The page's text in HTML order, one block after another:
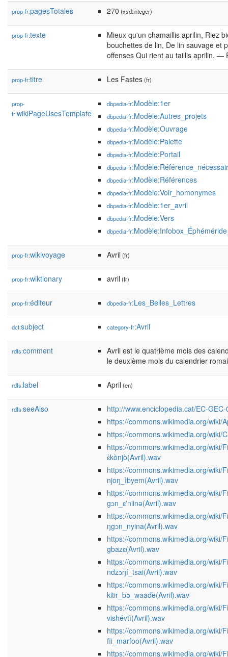
prop-fr:pagesTotales 270 (xsd:integer)
prop-fr:texte
Mieux qu'un chamaillis aprilin, Riez
bouchettes de lin, De lin sauvage et
offenses Qui rient au taillis aprilin. —
prop-fr:titre Les Fastes(fr)
prop-
fr:wikiPageUsesTemplate
dbpedia-fr:Modèle:1er
dbpedia-fr:Modèle:Autres_projets
dbpedia-fr:Modèle:Ouvrage
dbpedia-fr:Modèle:Palette
dbpedia-fr:Modèle:Portail
dbpedia-fr
dbpedia-fr:Modèle:Références
dbpedia-fr:Modèle:Voir_homonymes
dbpedia-fr:Modèle:1er_avril
dbpedia-fr:Modèle:Vers
dbpedia-fr
prop-fr:wikivoyage Avril (fr)
prop-fr:wiktionary avril (fr)
prop-fr:éditeur dbpedia-fr:Les_Belles_Lettres
dct:subject category-fr:Avril
rdfs:comment
Avril est le quatrième mois des
le deuxième mois du calendrier
rdfs:label April (en)
rdfs:seeAlso
http://www.enciclopedia.cat/EC-
https://commons.wikimedia.org/wiki/
https://commons.wikimedia.org/wiki/
https://commons.wikimedia.org/wiki/
ɛ̀kònjò(Avril).wav
https://commons.wikimedia.org/wiki/
njoŋ_ìbyem(Avril).wav
https://commons.wikimedia.org/wiki/
gɔn_ɛ'niinə(Avril).wav
https://commons.wikimedia.org/wiki/
ŋgɔn_nyina(Avril).wav
https://commons.wikimedia.org/wiki/
gbazɛ(Avril).wav
https://commons.wikimedia.org/wiki/
ndzɔŋí_tsai(Avril).wav
https://commons.wikimedia.org/wiki/
kitir_bә_waaďe(Avril).wav
https://commons.wikimedia.org/wiki/
vishévtì(Avril).wav
https://commons.wikimedia.org/wiki/
fĩi_marfoo(Avril).wav
https://commons.wikimedia.org/wiki/